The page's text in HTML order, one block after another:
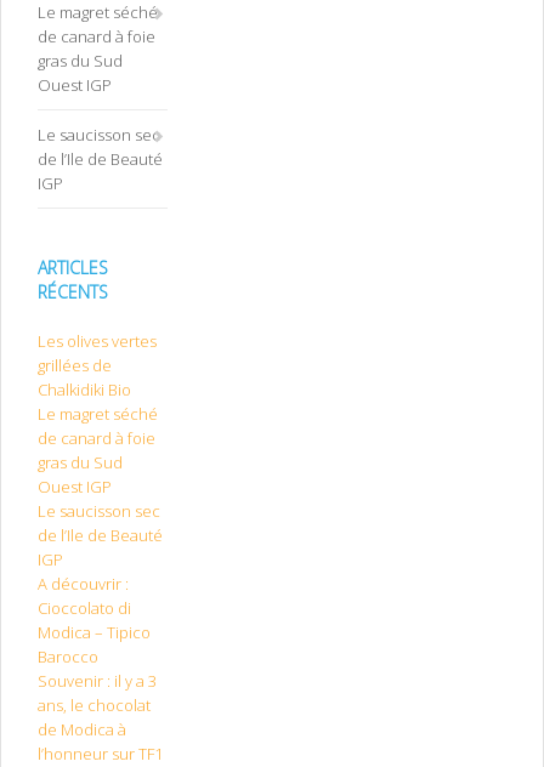
Le magret séché
de canard à foie
gras du Sud
Ouest IGP
Le saucisson sec
de l’Ile de Beauté
IGP
ARTICLES
RÉCENTS
Les olives vertes
grillées de
Chalkidiki Bio
Le magret séché
de canard à foie
gras du Sud
Ouest IGP
Le saucisson sec
de l’Ile de Beauté
IGP
A découvrir :
Cioccolato di
Modica – Tipico
Barocco
Souvenir : il y a 3
ans, le chocolat
de Modica à
l’honneur sur TF1